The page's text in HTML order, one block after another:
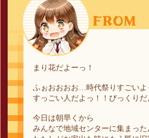
まり花だよーっ！
ふぉおおおお…時代祭りすごいよ
すっごい人だよっ！！びっくりだ
今日は朝早くから
みんなで地域センターに集まっ